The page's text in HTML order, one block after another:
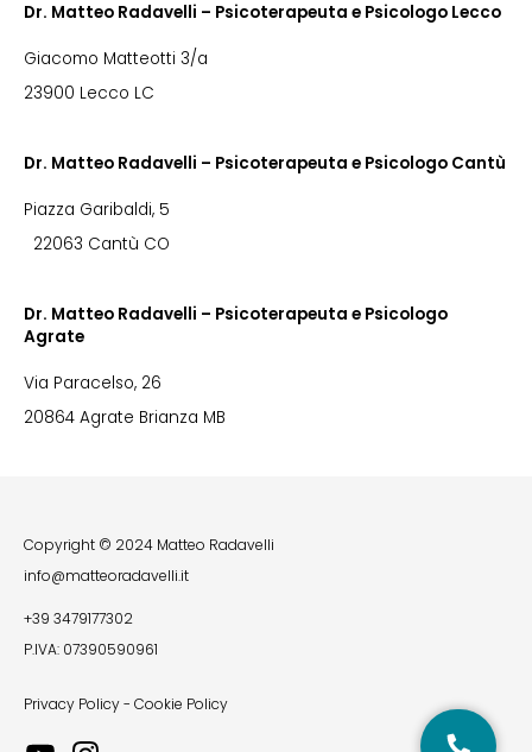
Dr. Matteo Radavelli – Psicoterapeuta e Psicologo Lecco
Giacomo Matteotti 3/a
23900 Lecco LC
Dr. Matteo Radavelli – Psicoterapeuta e Psicologo Cantù
Piazza Garibaldi, 5
22063 Cantù CO
Dr. Matteo Radavelli – Psicoterapeuta e Psicologo
Agrate
Via Paracelso, 26
20864 Agrate Brianza MB
Copyright © 2024 Matteo Radavelli
info@matteoradavelli.it
+39 3479177302
P.IVA: 07390590961
Privacy Policy- Cookie Policy